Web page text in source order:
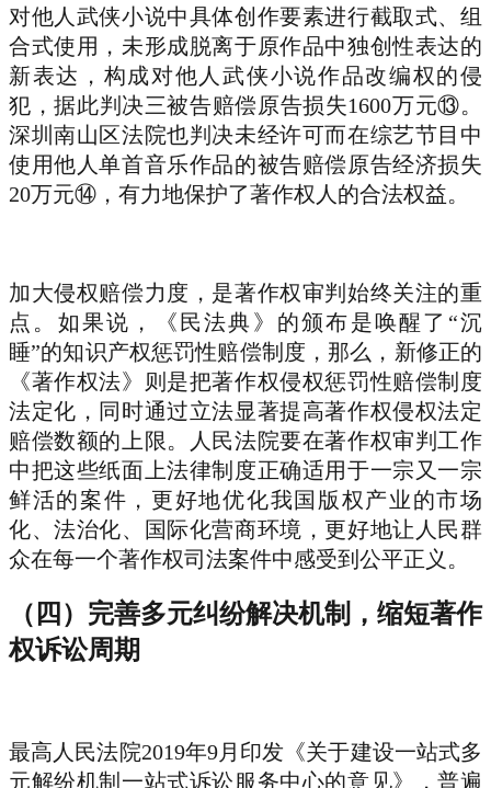
对他人武侠小说中具体创作要素进行截取式、组
合式使用，未形成脱离于原作品中独创性表达的
新表达，构成对他人武侠小说作品改编权的侵
犯，据此判决三被告赔偿原告损失1600万元⑬。
深圳南山区法院也判决未经许可而在综艺节目中
使用他人单首音乐作品的被告赔偿原告经济损失
20万元⑭，有力地保护了著作权人的合法权益。
加大侵权赔偿力度，是著作权审判始终关注的重
点。如果说，《民法典》的颁布是唤醒了“沉
睡”的知识产权惩罚性赔偿制度，那么，新修正的
《著作权法》则是把著作权侵权惩罚性赔偿制度
法定化，同时通过立法显著提高著作权侵权法定
赔偿数额的上限。人民法院要在著作权审判工作
中把这些纸面上法律制度正确适用于一宗又一宗
鲜活的案件，更好地优化我国版权产业的市场
化、法治化、国际化营商环境，更好地让人民群
众在每一个著作权司法案件中感受到公平正义。
（四）完善多元纠纷解决机制，缩短著作
权诉讼周期
最高人民法院2019年9月印发《关于建设一站式多
元解纷机制一站式诉讼服务中心的意见》，普遍